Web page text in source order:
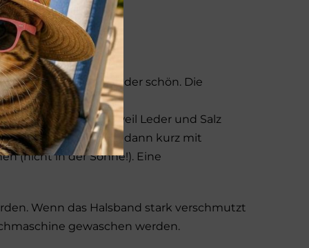
unsere Halsbänder schön. Die
mit grüner Seife.
zu entfernen weil Leder und Salz
Spüle das Halsband dann kurz mit
(nicht in der Sonne!). Eine
Wenn das Halsband stark verschmutzt
gewaschen werden.